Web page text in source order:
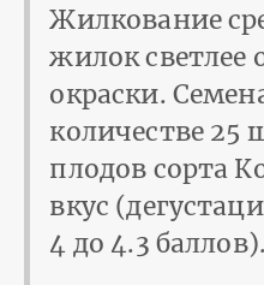
Жилкование
жилок светлее
окраски.
количестве 25
плодов сорта
вкус
4 до 4.3 баллов).